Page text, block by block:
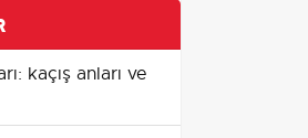
kaçış anları ve